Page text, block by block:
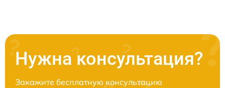
Нужна консультация?
Закажите бесплатную консультацию